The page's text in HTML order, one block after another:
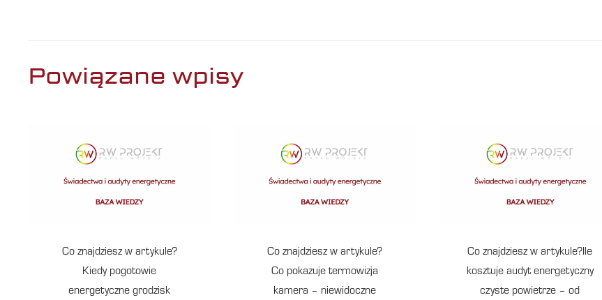
Powiązane wpisy
Co znajdziesz w artykule?
Kiedy pogotowie
energetyczne grodzisk
Co znajdziesz w artykule?
Co pokazuje termowizja
kamera – niewidoczne
Co znajdziesz w artykule?Ile
kosztuje audyt energetyczny
czyste powietrze – od